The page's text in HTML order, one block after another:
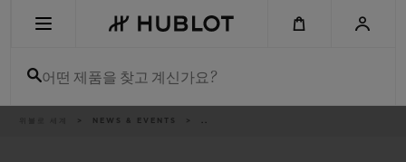
어떤 제품을 찾고 계신가요?
NEWS & EVENTS ..